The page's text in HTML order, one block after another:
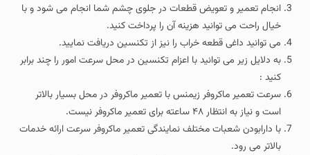
انجام تعمیر و تعویض قطعات در جلوی چشم شما انجام می شود و با
خیال راحت می توانید هزینه آن را پرداخت کنید.
می توانید داغی قطعه خراب را نیز از تکنسین دریافت نمایید.
به دلایل زیر می توانید با اعزام تکنسین در محل سرعت امور را چند برابر
کنید :
سرعت تعمیر ماکروفر زیمنس با تعمیر ماکروفر در محل بسیار بالاتر
است و نیاز به انتظار ۴۸ ساعته برای تعمیر ماکروفر نیست.
با دارابودن شعبات مختلف نمایندگی تعمیر ماکروفر سرعت ارائه خدمات
بالاتر می رود.